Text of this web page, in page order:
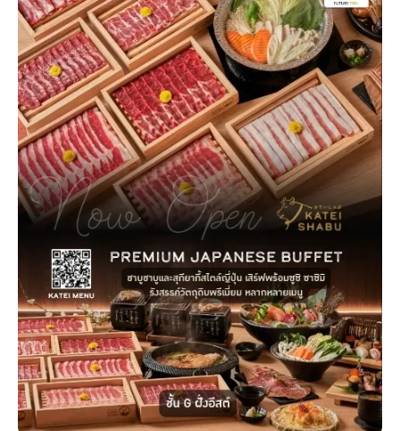
Furniture
Gold & Jewelry
IT
Mobile
Other
School
Service
Superstores
F-MEMBER